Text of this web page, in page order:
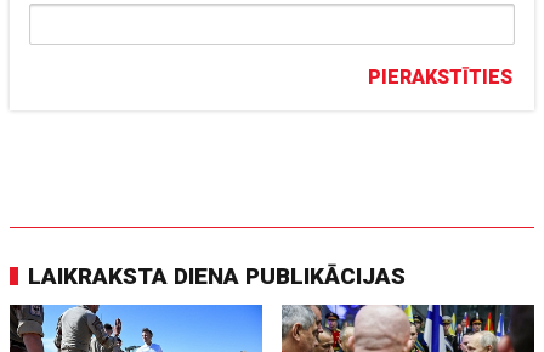
PIERAKSTĪTIES
LAIKRAKSTA DIENA PUBLIKĀCIJAS